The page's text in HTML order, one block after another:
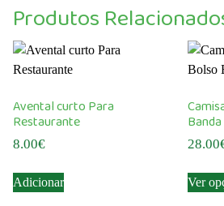
Produtos
Avental curto Para
Restaurante
8.00€
Adicionar
28.00
Ver